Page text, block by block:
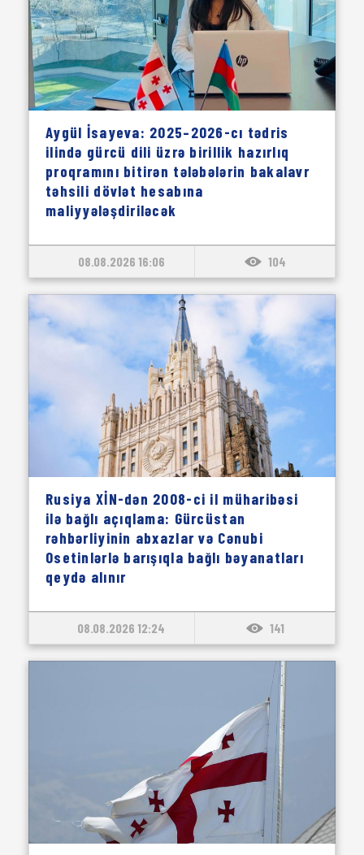
Aygül İsayeva: 2025–2026-cı tədris
ilində gürcü dili üzrə birillik hazırlıq
proqramını bitirən tələbələrin bakalavr
təhsili dövlət hesabına
maliyyələşdiriləcək
08.08.2026 16:06 104
Rusiya XİN-dən 2008-ci il müharibəsi
ilə bağlı açıqlama: Gürcüstan
rəhbərliyinin abxazlar və Cənubi
Osetinlərlə barışıqla bağlı bəyanatları
qeydə alınır
08.08.2026 12:24 141